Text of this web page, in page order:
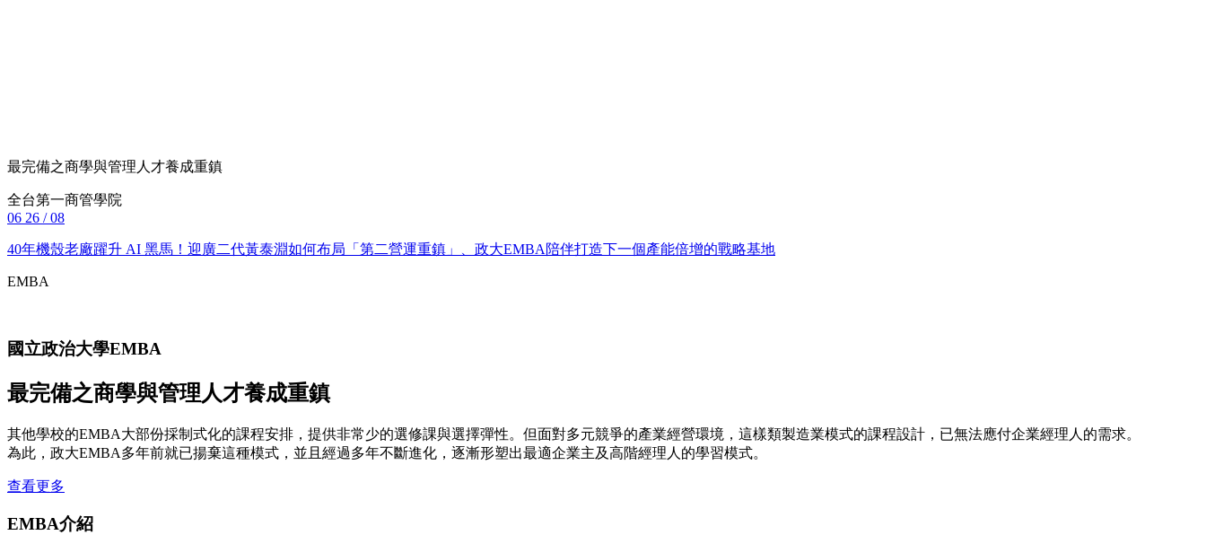
最完備之商學與管理人才養成重鎮
全台第一商管學院
06 26 / 08
40年機殼老廠躍升 AI 黑馬！迎廣二代黃泰淵如何布局「第二營運重鎮」、政大EMBA陪伴打造下一個產能倍增的戰略基地
EMBA
國立政治大學EMBA
最完備之商學與管理人才養成重鎮
其他學校的EMBA大部份採制式化的課程安排，提供非常少的選修課與選擇彈性。但面對多元競爭的產業經營環境，這樣類製造業模式的課程設計，已無法應付企業經理人的需求。
為此，政大EMBA多年前就已揚棄這種模式，並且經過多年不斷進化，逐漸形塑出最適企業主及高階經理人的學習模式。
查看更多
EMBA介紹